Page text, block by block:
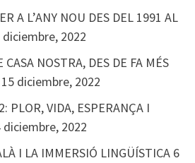
A L’ANY NOU DES DEL 1991 AL
diciembre, 2022
NOSTRA, DES DE FA MÉS
15 diciembre, 2022
PLOR, VIDA, ESPERANÇA I
diciembre, 2022
I LA IMMERSIÓ LINGÜÍSTICA 6